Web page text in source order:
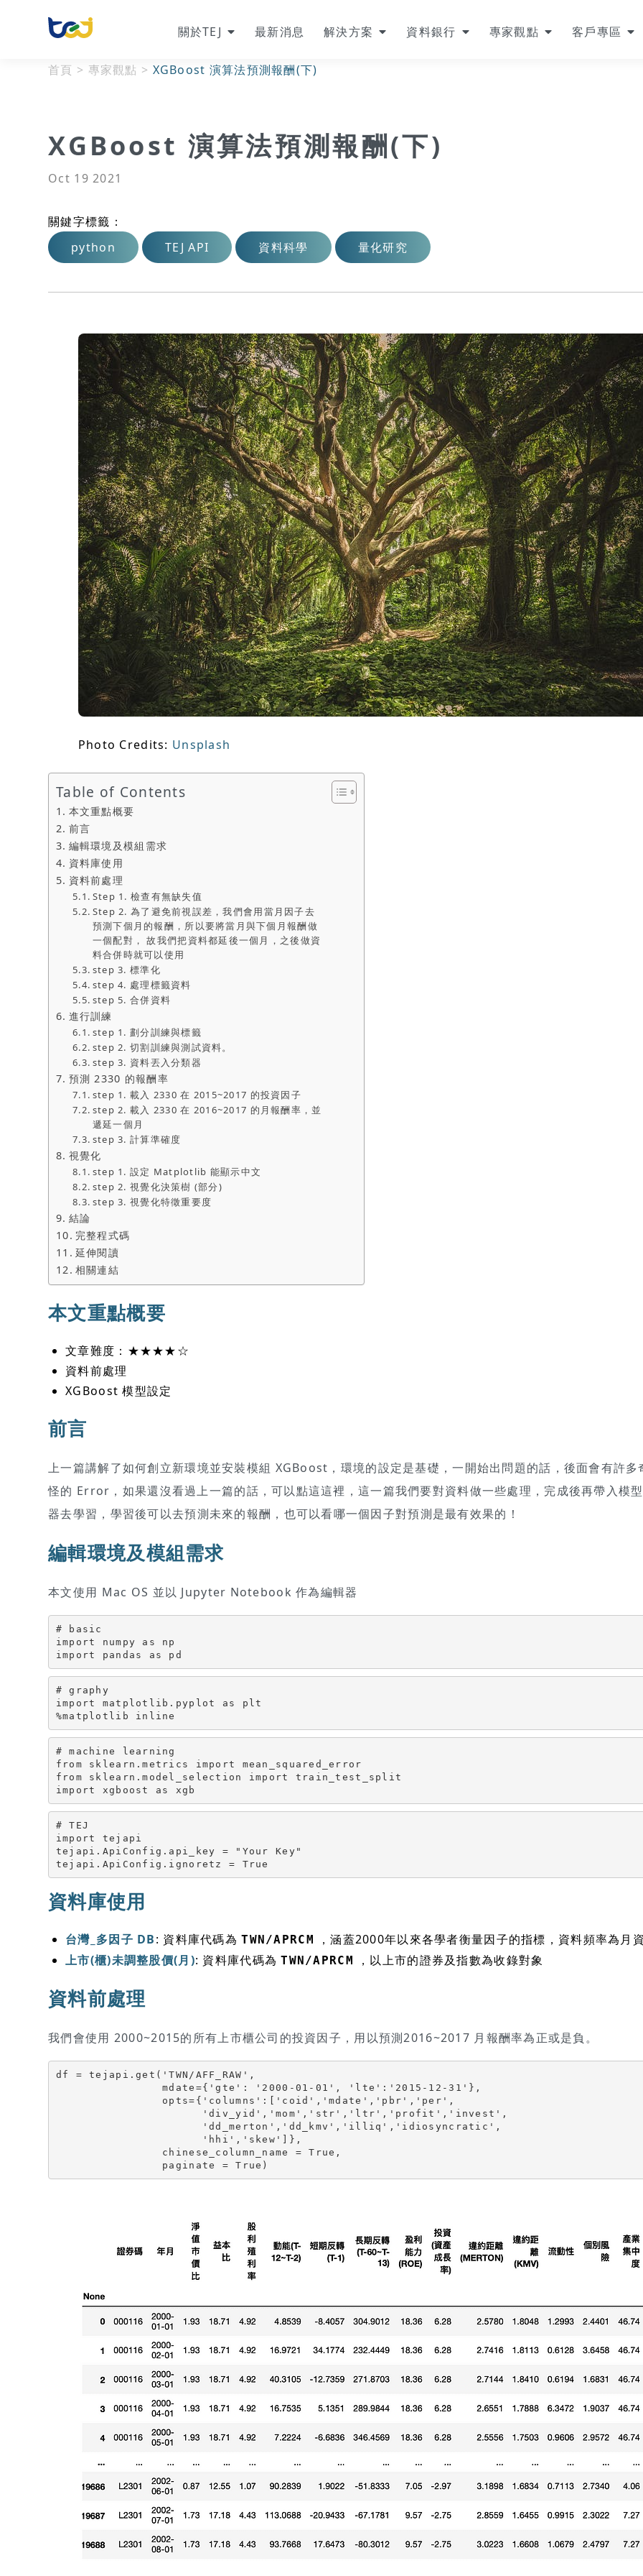
關於TEJ 最新消息 解決方案 資料銀行 專家觀點 客戶專區
首頁 > 專家觀點 > XGBoost 演算法預測報酬(下)
XGBoost 演算法預測報酬(下)
Oct 19 2021
關鍵字標籤：
python
TEJ API 資料科學 量化研究
Photo Credits: Unsplash
Table of Contents
本文重點概要
前言
編輯環境及模組需求
資料庫使用
資料前處理
Step 1. 檢查有無缺失值
Step 2. 為了避免前視誤差，我們會用當月因子去
預測下個月的報酬，所以要將當月與下個月報酬做
一個配對， 故我們把資料都延後一個月，之後做資
料合併時就可以使用
step 3. 標準化
step 4. 處理標籤資料
step 5. 合併資料
進行訓練
step 1. 劃分訓練與標籤
step 2. 切割訓練與測試資料。
step 3. 資料丟入分類器
預測 2330 的報酬率
step 1. 載入 2330 在 2015~2017 的投資因子
step 2. 載入 2330 在 2016~2017 的月報酬率，並
遞延一個月
step 3. 計算準確度
視覺化
step 1. 設定 Matplotlib 能顯示中文
step 2. 視覺化決策樹 (部分)
step 3. 視覺化特徵重要度
結論
完整程式碼
延伸閱讀
相關連結
本文重點概要
文章難度：★★★★☆
資料前處理
XGBoost 模型設定
前言
上一篇講解了如何創立新環境並安裝模組 XGBoost，環境的設定是基礎，一開始出問題的話，後面會有許多
怪的 Error，如果還沒看過上一篇的話，可以點這這裡，這一篇我們要對資料做一些處理，完成後再帶入模
器去學習，學習後可以去預測未來的報酬，也可以看哪一個因子對預測是最有效果的！
編輯環境及模組需求
本文使用 Mac OS 並以 Jupyter Notebook 作為編輯器
# basic
import numpy as np
import pandas as pd
# graphy
import matplotlib.pyplot as plt
%matplotlib inline
# machine learning
from sklearn.metrics import mean_squared_error
from sklearn.model_selection import train_test_split
import xgboost as xgb
# TEJ
import tejapi
tejapi.ApiConfig.api_key = "Your Key"
tejapi.ApiConfig.ignoretz = True
資料庫使用
台灣_多因子 DB: 資料庫代碼為TWN/APRCM
，涵蓋2000年以來各學者衡量因子的指標，資料頻率為月
上市(櫃)未調整股價(月): 資料庫代碼為TWN/APRCM ，以上市的證券及指數為收錄對象
資料前處理
我們會使用 2000~2015的所有上市櫃公司的投資因子，用以預測2016~2017 月報酬率為正或是負。
df = tejapi.get('TWN/AFF_RAW',
                mdate={'gte': '2000-01-01', 'lte':'2015-12-31'},
                paginate = True)